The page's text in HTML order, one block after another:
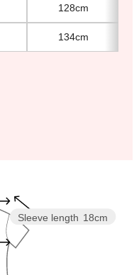
128cm
134cm
Sleeve length 18cm